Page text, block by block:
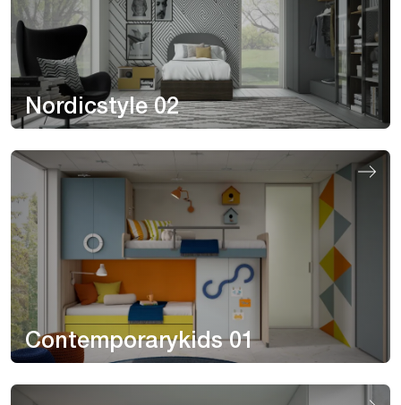
Nordicstyle 02
Contemporarykids 01